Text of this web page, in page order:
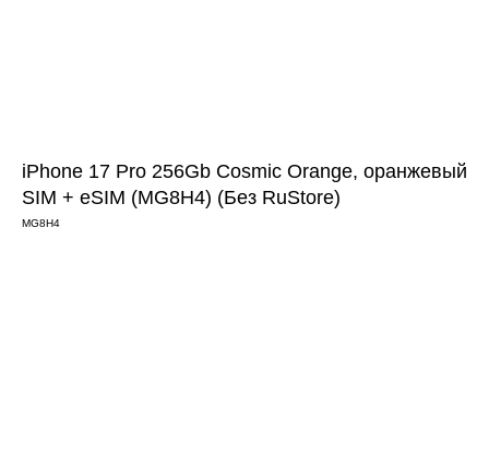
iPhone 17 Pro 256Gb Cosmic Orange, оранжевый
SIM + eSIM (MG8H4) (Без RuStore)
MG8H4